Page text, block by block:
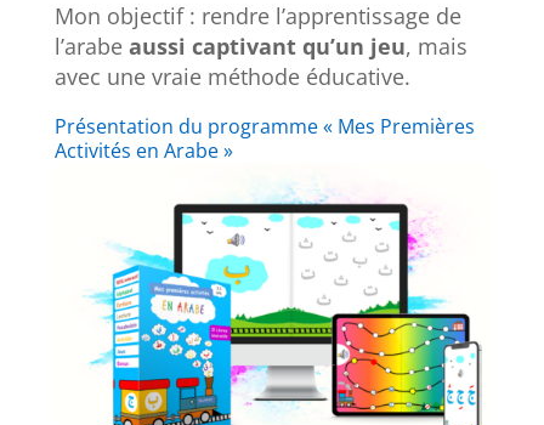
Mon objectif : rendre l’apprentissage de
l’arabe aussi captivant qu’un jeu, mais
avec une vraie méthode éducative.
Présentation du programme « Mes Premières
Activités en Arabe »